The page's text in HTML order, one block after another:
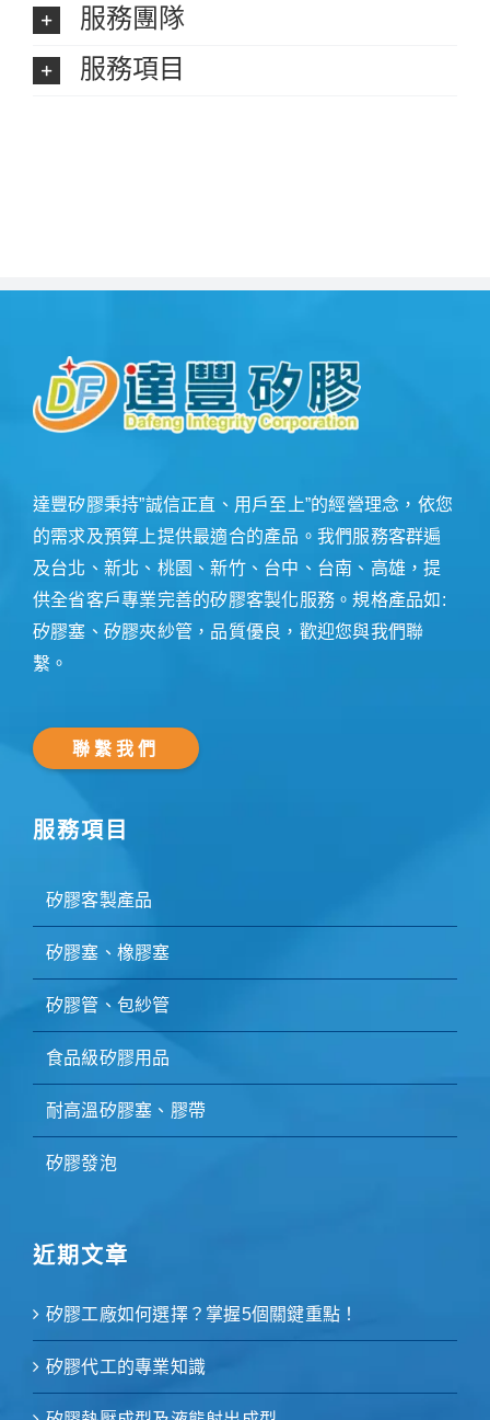
服務團隊
服務項目
達豐矽膠秉持”誠信正直、用戶至上”的經營理念，依您
的需求及預算上提供最適合的產品。我們服務客群遍
及台北、新北、桃園、新竹、台中、台南、高雄，提
供全省客戶專業完善的矽膠客製化服務。規格產品如:
矽膠塞、矽膠夾紗管，品質優良，歡迎您與我們聯
繫。
聯繫我們
服務項目
矽膠客製產品
矽膠塞、橡膠塞
矽膠管、包紗管
食品級矽膠用品
耐高溫矽膠塞、膠帶
矽膠發泡
近期文章
矽膠工廠如何選擇？掌握5個關鍵重點！
矽膠代工的專業知識